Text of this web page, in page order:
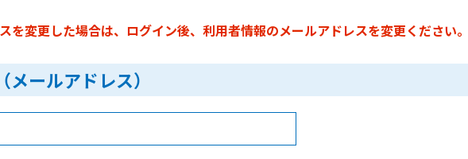
を変更した場合は、ログイン後、利用者情報のメールアドレスを変更ください
ールアドレス）